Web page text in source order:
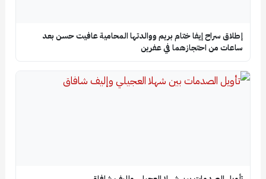
إطلاق سراح إيفا ختام بريم ووالدتها المحامية عافيت حسن بعد
ساعات من احتجازهما في عفرين